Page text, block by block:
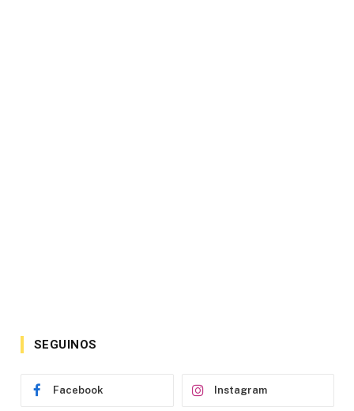
SEGUINOS
Facebook Instagram